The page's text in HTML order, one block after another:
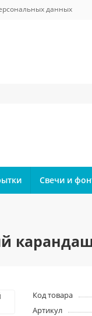
данных
Свечи и
Код товара
Артикул